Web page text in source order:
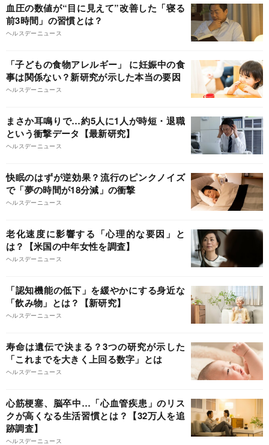
血圧の数値が“目に見えて”改善した「寝る
前3時間」の習慣とは？
ヘルスデーニュース
「子どもの食物アレルギー」 に妊娠中の食
事は関係ない？新研究が示した本当の要因
ヘルスデーニュース
まさか耳鳴りで…約5人に1人が時短・退職
という衝撃データ【最新研究】
ヘルスデーニュース
快眠のはずが逆効果？流行のピンクノイズ
で「夢の時間が18分減」の衝撃
ヘルスデーニュース
老化速度に影響する「心理的な要因」と
は？【米国の中年女性を調査】
ヘルスデーニュース
「認知機能の低下」を緩やかにする身近な
「飲み物」とは？【新研究】
ヘルスデーニュース
寿命は遺伝で決まる？3つの研究が示した
「これまでを大きく上回る数字」とは
ヘルスデーニュース
心筋梗塞、脳卒中…「心血管疾患」のリス
クが高くなる生活習慣とは？【32万人を追
跡調査】
ヘルスデーニュース